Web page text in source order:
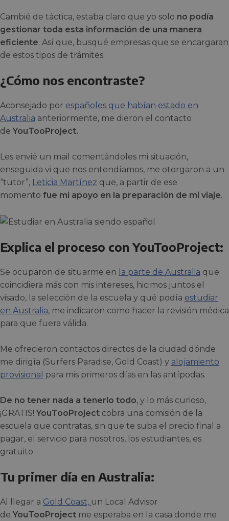
Cambié de táctica, estaba claro que yo solo no podía
gestionar toda esta información de una manera
eficiente. Así que, busqué empresas que se encargaran
de estos tipos de trámites.
¿Cómo nos encontraste?
Aconsejado por españoles que habían estado en
Australia anteriormente, me dieron el contacto
de YouTooProject.
Les envié un mail comentándoles mi situación,
enseguida vi que nos entendíamos, me otorgaron a un
“tutor”, Leticia Martínez que, a partir de ese
momento fue mi apoyo en la preparación de mi viaje.
Explica el proceso con YouTooProject:
Se ocuparon de situarme en la parte de Australia que
coincidiera más con mis intereses, hicimos juntos el
visado, la selección de la escuela y qué podía estudiar
en Australia, me indicaron como hacer la revisión médica
para que fuera válida.
Me ofrecieron contactos directos de la ciudad dónde
me dirigía (Surfers Paradise, Gold Coast) y alojamiento
provisional para mis primeros días en las antípodas.
De no tener nada a tenerlo todo, y lo más curioso,
¡GRATIS! YouTooProject cobra una comisión de la
escuela que contratas, sin que te suba el precio final a
pagar, el servicio para nosotros, los estudiantes, es
gratuito.
Tu primer día en Australia:
Al llegar a Gold Coast, un Local Advisor
de YouTooProject me esperaba en la casa donde me